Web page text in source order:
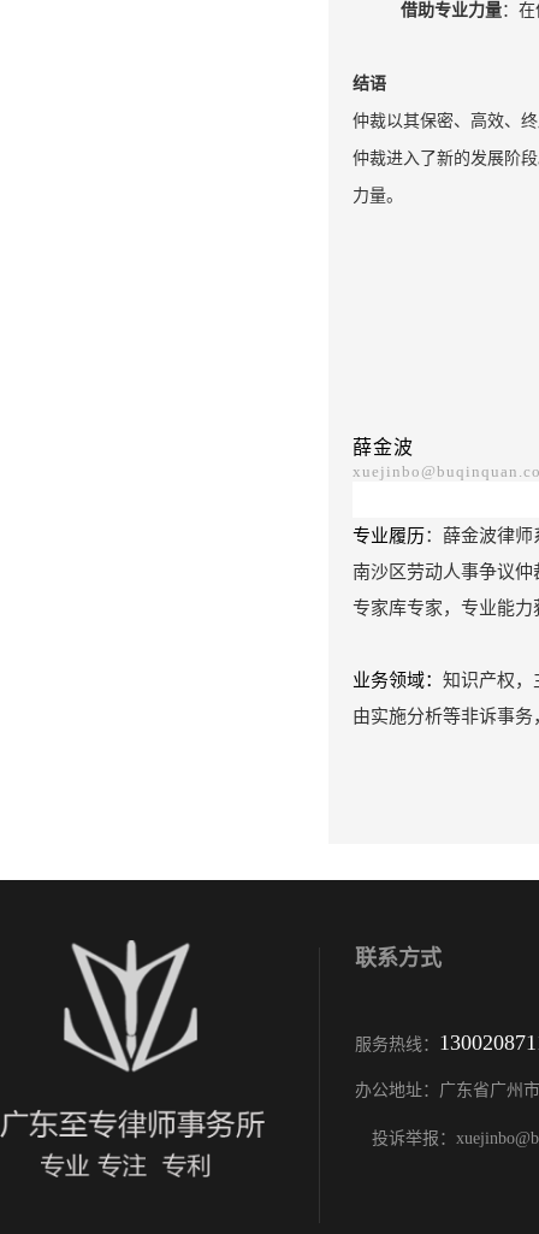
借助专业力量：
结语
仲裁以其保密、高效、
仲裁进入了新的发展阶
力量。
薛金波
专业履历： 薛金波律师
南沙区劳动人事争议
专家库专家，专业能
业务领域： 知识产权，
由实施分析等非诉事
联系方式
服务热线：
办公地址： 广东省广州
投诉举报：